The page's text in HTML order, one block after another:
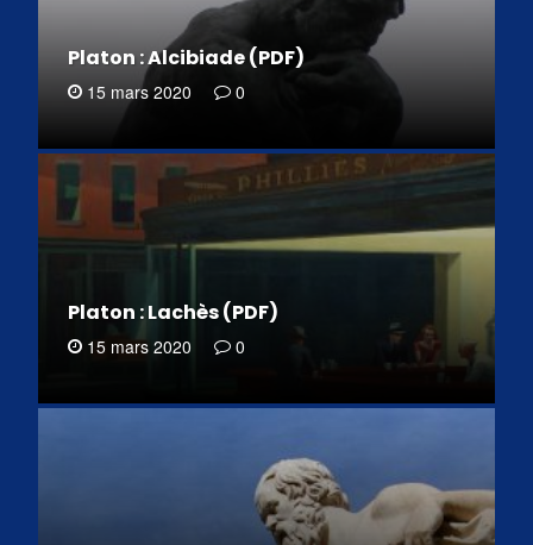
Platon : Alcibiade (PDF)
15 mars 2020 0
Platon : Lachès (PDF)
15 mars 2020 0